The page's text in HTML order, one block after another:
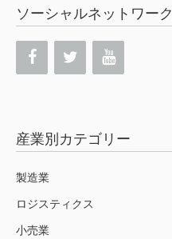
ソーシャルネットワーク
産業別カテゴリー
製造業
ロジスティクス
小売業